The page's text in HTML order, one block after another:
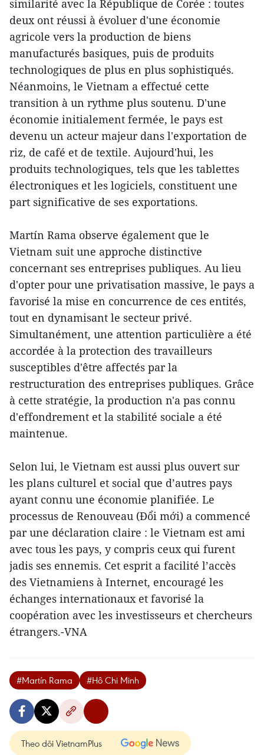
similarité avec la République de Corée : toutes
deux ont réussi à évoluer d'une économie
agricole vers la production de biens
manufacturés basiques, puis de produits
technologiques de plus en plus sophistiqués.
Néanmoins, le Vietnam a effectué cette
transition à un rythme plus soutenu. D'une
économie initialement fermée, le pays est
devenu un acteur majeur dans l'exportation de
riz, de café et de textile. Aujourd'hui, les
produits technologiques, tels que les tablettes
électroniques et les logiciels, constituent une
part significative de ses exportations.
Martín Rama observe également que le
Vietnam suit une approche distinctive
concernant ses entreprises publiques. Au lieu
d'opter pour une privatisation massive, le pays a
favorisé la mise en concurrence de ces entités,
tout en dynamisant le secteur privé.
Simultanément, une attention particulière a été
accordée à la protection des travailleurs
susceptibles d'être affectés par la
restructuration des entreprises publiques. Grâce
à cette stratégie, la production n'a pas connu
d'effondrement et la stabilité sociale a été
maintenue.
Selon lui, le Vietnam est aussi plus ouvert sur
les plans culturel et social que d’autres pays
ayant connu une économie planifiée. Le
processus de Renouveau (Đổi mới) a commencé
par une déclaration claire : le Vietnam est ami
avec tous les pays, y compris ceux qui furent
jadis ses ennemis. Cet esprit a facilité l’accès
des Vietnamiens à Internet, encouragé les
échanges internationaux et favorisé la
coopération avec les investisseurs et chercheurs
étrangers.-VNA
#Martín Rama #Hô Chi Minh
Theo dõi VietnamPlus